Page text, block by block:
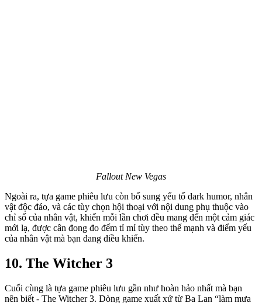
Fallout New Vegas
Ngoài ra, tựa game phiêu lưu còn bổ sung yếu tố dark humor, nhân
vật độc đáo, và các tùy chọn hội thoại với nội dung phụ thuộc vào
chỉ số của nhân vật, khiến mỗi lần chơi đều mang đến một cảm giác
mới lạ, được cân đong đo đếm tỉ mỉ tùy theo thế mạnh và điểm yếu
của nhân vật mà bạn đang điều khiển.
10. The Witcher 3
Cuối cùng là tựa game phiêu lưu gần như hoàn hảo nhất mà bạn
nên biết - The Witcher 3. Dòng game xuất xứ từ Ba Lan “làm mưa